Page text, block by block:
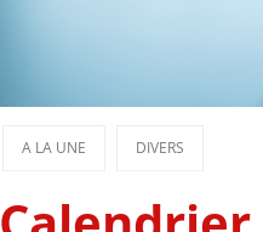
A LA UNE DIVERS